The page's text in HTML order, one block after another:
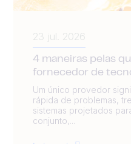
23 jul. 2026
4 maneiras pelas
fornecedor de
Um único provedor
rápida de problemas,
sistemas projetados
conjunto,...